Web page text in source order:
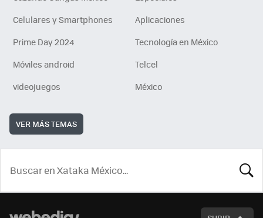
Celulares y Smartphones
Aplicaciones
Prime Day 2024
Tecnología en México
Móviles android
Telcel
videojuegos
México
VER MÁS TEMAS